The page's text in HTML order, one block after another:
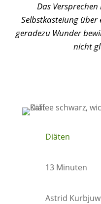
Das
Selbstkasteiung über
geradezu Wunder
nicht
Diäten
13 Minuten
Astrid